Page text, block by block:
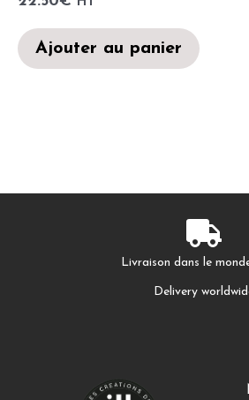
Ajouter au panier
Livraison dans le
Delivery